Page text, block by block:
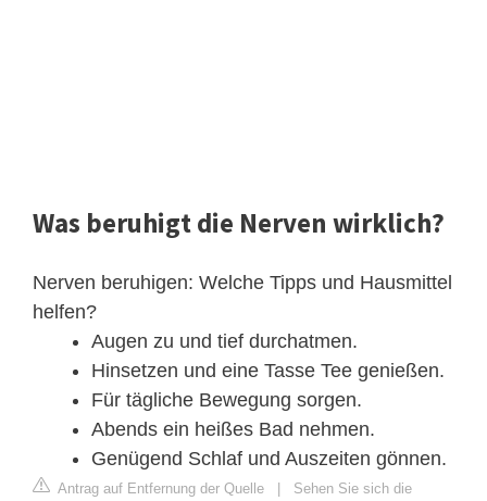
Was beruhigt die Nerven wirklich?
Nerven beruhigen: Welche Tipps und Hausmittel
helfen?
Augen zu und tief durchatmen.
Hinsetzen und eine Tasse Tee genießen.
Für tägliche Bewegung sorgen.
Abends ein heißes Bad nehmen.
Genügend Schlaf und Auszeiten gönnen.
Antrag auf Entfernung der Quelle
Sehen Sie sich die